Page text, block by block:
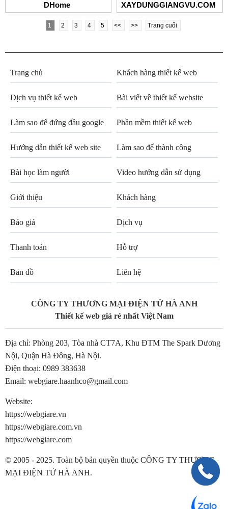
DHome
XAYDUNGGIANGVU.COM
1 2 3 4 5 << >> Trang cuối
Trang chủ Khách hàng thiết kế web
Dịch vụ thiết kế web Bài viết về thiết kế website
Làm sao để đứng đầu google Phần mềm thiết kế web
Hướng dẫn thiết kế web site Làm sao để thành công
Bài học làm người Video hướng dẫn sử dụng
Giới thiệu Khách hàng
Báo giá Dịch vụ
Thanh toán Hỗ trợ
Bản đồ Liên hệ
CÔNG TY THƯƠNG MẠI ĐIỆN TỬ HÀ ANH
Thiết kế web giá rẻ nhất Việt Nam
Địa chỉ: Phòng 203, Tòa nhà CT7A, Khu ĐTM The Spark Dương
Nội, Quận Hà Đông, Hà Nội.
Điện thoại: 0989 383638
Email: webgiare.haanhco@gmail.com
Website:
https://webgiare.vn
https://webgiare.com.vn
https://webgiare.com
© 2005 - 2025. Toàn bộ bản quyền thuộc CÔNG TY THƯƠNG
MẠI ĐIỆN TỬ HÀ ANH.